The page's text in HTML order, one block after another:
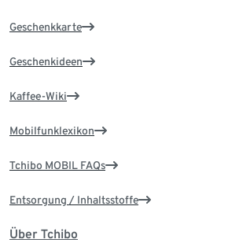
Geschenkkarte
Geschenkideen
Kaffee-Wiki
Mobilfunklexikon
Tchibo MOBIL FAQs
Entsorgung / Inhaltsstoffe
Über Tchibo